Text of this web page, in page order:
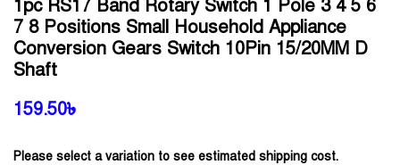
1pc RS17 Band Rotary Switch 1 Pole 3 4 5 6
7 8 Positions Small Household Appliance
Conversion Gears Switch 10Pin 15/20MM D
Shaft
159.50৳
Please select a variation to see estimated shipping cost.